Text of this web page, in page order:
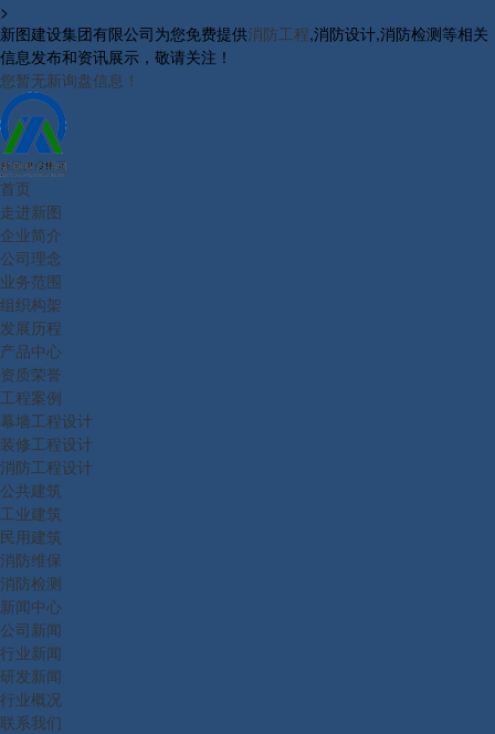
>
新图建设集团有限公司为您免费提供消防工程,消防设计,消防检测等相关
信息发布和资讯展示，敬请关注！
您暂无新询盘信息！
首页
走进新图
企业简介
公司理念
业务范围
组织构架
发展历程
产品中心
资质荣誉
工程案例
幕墙工程设计
装修工程设计
消防工程设计
公共建筑
工业建筑
民用建筑
消防维保
消防检测
新闻中心
公司新闻
行业新闻
研发新闻
行业概况
联系我们